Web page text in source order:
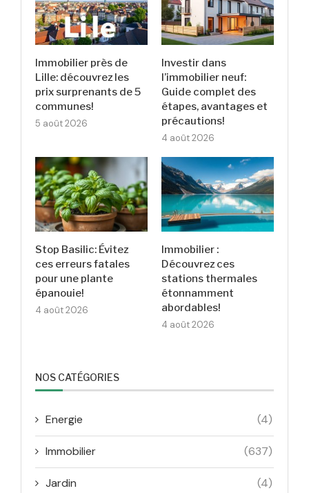
Immobilier près de
Lille: découvrez les
prix surprenants de 5
communes!
5 août 2026
Investir dans
l’immobilier neuf:
Guide complet des
étapes, avantages et
précautions!
4 août 2026
Stop Basilic: Évitez
ces erreurs fatales
pour une plante
épanouie!
4 août 2026
Immobilier :
Découvrez ces
stations thermales
étonnamment
abordables!
4 août 2026
NOS CATÉGORIES
Energie (4)
Immobilier (637)
Jardin (4)